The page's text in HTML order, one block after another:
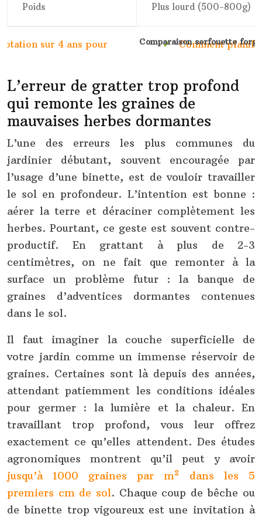
Comparaison serfouette
Poids Plus lourd (500-800g)
L’erreur de gratter trop profond
qui remonte les graines de
mauvaises herbes dormantes
L’une des erreurs les plus communes du
jardinier débutant, souvent encouragée par
l’usage d’une binette, est de vouloir travailler
le sol en profondeur. L’intention est bonne :
aérer la terre et déraciner complètement les
herbes. Pourtant, ce geste est souvent contre-
productif. En grattant à plus de 2-3
centimètres, on ne fait que remonter à la
surface un problème futur : la banque de
graines d’adventices dormantes contenues
dans le sol.
Il faut imaginer la couche superficielle de
votre jardin comme un immense réservoir de
graines. Certaines sont là depuis des années,
attendant patiemment les conditions idéales
pour germer : la lumière et la chaleur. En
travaillant trop profond, vous leur offrez
exactement ce qu’elles attendent. Des études
agronomiques montrent qu’il peut y avoir
jusqu’à 1000 graines par m² dans les 5
premiers cm de sol. Chaque coup de bêche ou
de binette trop vigoureux est une invitation à